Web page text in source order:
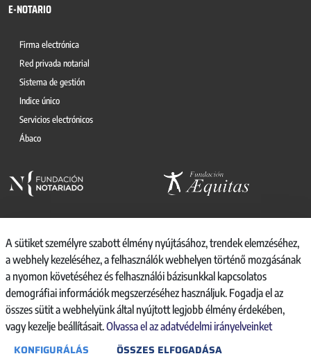
E-NOTARIO
Firma electrónica
Red privada notarial
Sistema de gestión
Indice único
Servicios electrónicos
Ábaco
© 2026, CONSEJO GENERAL DEL NOTARIO
CANAL INTERNO DE INFORMACIÓN
REGISTRO DE ACTIVIDADES DE TRATAMIENTO
AVISO LEGAL
POLÍTICA DE COOKIES
A sütiket személyre szabott élmény nyújtásához, trendek elemzéséhez,
a webhely kezeléséhez, a felhasználók webhelyen történő mozgásának
a nyomon követéséhez és felhasználói bázisunkkal kapcsolatos
demográfiai információk megszerzéséhez használjuk. Fogadja el az
összes sütit a webhelyünk által nyújtott legjobb élmény érdekében,
vagy kezelje beállításait.Olvassa el az adatvédelmi irányelveinket
KONFIGURÁLÁS ÖSSZES ELFOGADÁSA